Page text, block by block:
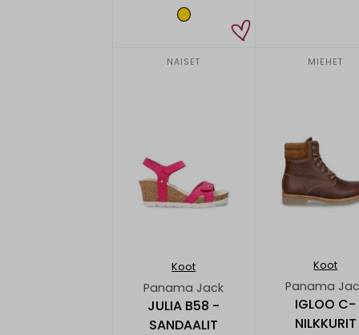
NAISET
Koot
Panama Jack
JULIA B58 -
SANDAALIT
MIEHET
Koot
Panama
IGLOO C-
NILKKURIT